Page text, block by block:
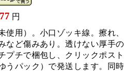
円
使用）。小口ゾッキ線。擦れ、
など傷みあり。透けない厚手の
プチで梱包し、クリックポスト
うパック）で発送します。同時